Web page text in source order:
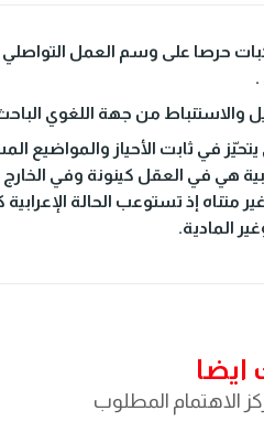
حرصا على وسم العمل
.
والاستنباط من جهة اللغوي
في ثابت الأحياز والمواضيع
هي في العقل كينونة وفي
إذ تستوعب الحالة
المادية.
ايضا
الاهتمام المطلوب